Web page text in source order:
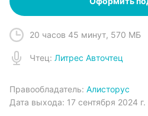
20 часов 45 минут, 570 МБ
Чтец: Литрес Авточтец
Правообладатель: Алисторус
Дата выхода: 17 сентября 2024 г.